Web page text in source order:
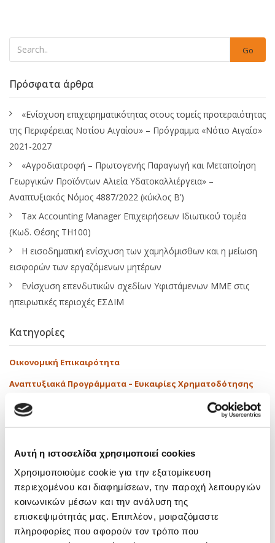
Αυτή η ιστοσελίδα χρησιμοποιεί cookies
Χρησιμοποιούμε cookie για την εξατομίκευση
περιεχομένου και διαφημίσεων, την παροχή λειτουργιών
κοινωνικών μέσων και την ανάλυση της
επισκεψιμότητάς μας. Επιπλέον, μοιραζόμαστε
πληροφορίες που αφορούν τον τρόπο που
Go
Πρόσφατα άρθρα
«Ενίσχυση επιχειρηματικότητας στους τομείς προτεραιότητας
της Περιφέρειας Νοτίου Αιγαίου» – Πρόγραμμα «Νότιο Αιγαίο»
2021-2027
«Αγροδιατροφή – Πρωτογενής Παραγωγή και Μεταποίηση
Γεωργικών Προϊόντων Αλιεία Υδατοκαλλιέργεια» –
Αναπτυξιακός Νόμος 4887/2022 (κύκλος Β’)
Tax Accounting Manager Επιχειρήσεων Ιδιωτικού τομέα
(Κωδ. Θέσης ΤΗ100)
Η εισοδηματική ενίσχυση των χαμηλόμισθων και η μείωση
εισφορών των εργαζόμενων μητέρων
Ενίσχυση επενδυτικών σχεδίων Υφιστάμενων ΜΜΕ στις
ηπειρωτικές περιοχές ΕΣΔΙΜ
Κατηγορίες
Οικονομική Επικαιρότητα
Αναπτυξιακά Προγράμματα – Ευκαιρίες Χρηματοδότησης
Εκπαιδευτικά
Δραστηριότητες
Media
Νόμοι – Εγκύκλιοι
Tags
AI Και Φορολογία(1) Audit(1) E-Timologia(1)